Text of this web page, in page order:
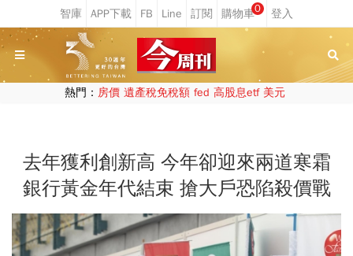
0
熱門： 房價 遺產稅免稅額 fed 高股息etf 美元
去年獲利創新高 今年卻迎來兩道寒霜
銀行黃金年代結束 搶大戶恐陷殺價戰